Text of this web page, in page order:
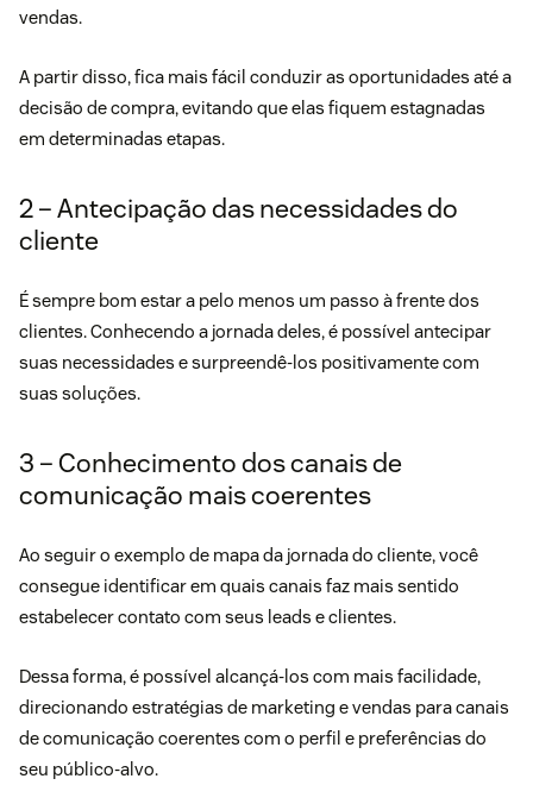
vendas.
A partir disso, fica mais fácil conduzir as oportunidades até a
decisão de compra, evitando que elas fiquem estagnadas
em determinadas etapas.
2 – Antecipação das necessidades do
cliente
É sempre bom estar a pelo menos um passo à frente dos
clientes. Conhecendo a jornada deles, é possível antecipar
suas necessidades e surpreendê-los positivamente com
suas soluções.
3 – Conhecimento dos canais de
comunicação mais coerentes
Ao seguir o exemplo de mapa da jornada do cliente, você
consegue identificar em quais canais faz mais sentido
estabelecer contato com seus leads e clientes.
Dessa forma, é possível alcançá-los com mais facilidade,
direcionando estratégias de marketing e vendas para canais
de comunicação coerentes com o perfil e preferências do
seu público-alvo.